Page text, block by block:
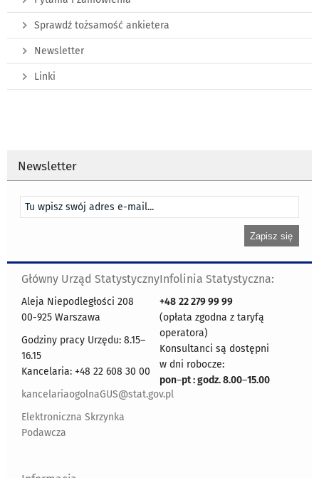
Sprawdź tożsamość ankietera
Newsletter
Linki
Newsletter
Główny Urząd Statystyczny
Aleja Niepodległości 208
00-925 Warszawa
Godziny pracy Urzędu: 8.15–
16.15
Kancelaria: +48 22 608 30 00
kancelariaogolnaGUS@stat.gov.pl
Elektroniczna Skrzynka
Podawcza
Infolinia Statystyczna:
+48 22 279 99 99
(opłata zgodna z taryfą
operatora)
Konsultanci są dostępni
w dni robocze:
pon–pt : godz. 8.00–15.00